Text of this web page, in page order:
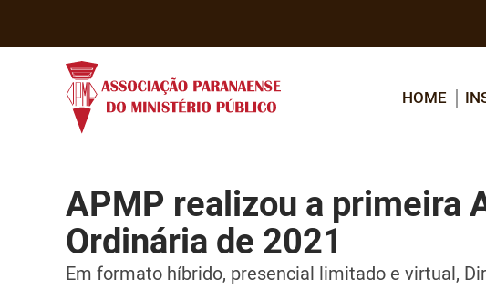
HOME
APMP realizou a primeira
Ordinária de 2021
Em formato híbrido, presencial limitado e virtual,